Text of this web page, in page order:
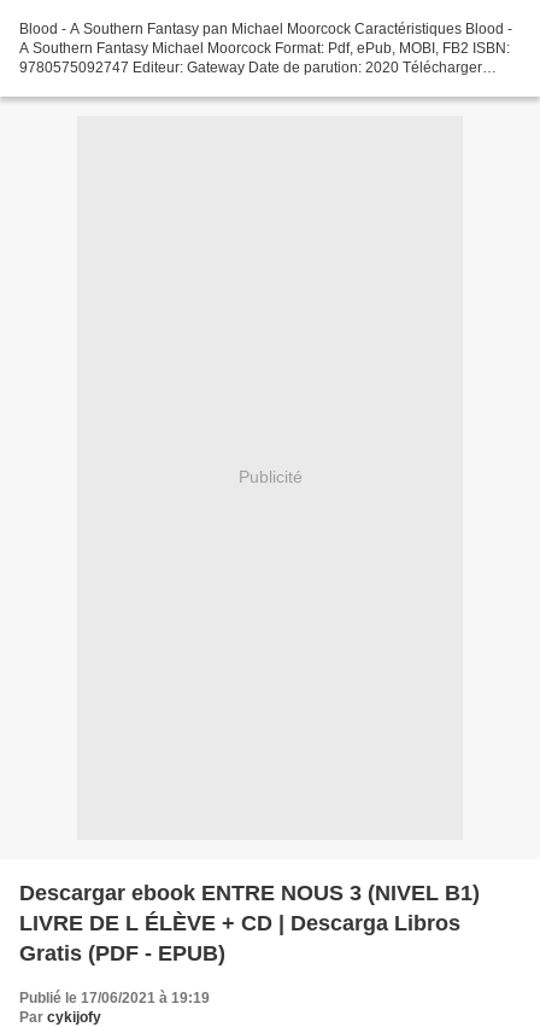
Blood - A Southern Fantasy pan Michael Moorcock Caractéristiques Blood -
A Southern Fantasy Michael Moorcock Format: Pdf, ePub, MOBI, FB2 ISBN:
9780575092747 Editeur: Gateway Date de parution: 2020 Télécharger
Publicité
Descargar ebook ENTRE NOUS 3 (NIVEL B1)
LIVRE DE L ÉLÈVE + CD | Descarga Libros
Gratis (PDF - EPUB)
Publié le 17/06/2021 à 19:19
Par cykijofy